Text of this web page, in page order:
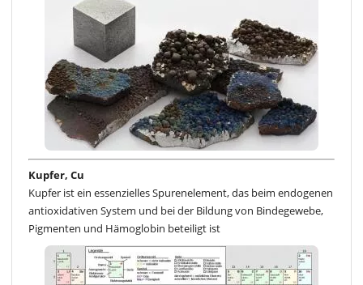
Kupfer, Cu
Kupfer ist ein essenzielles Spurenelement, das beim endogenen
antioxidativen System und bei der Bildung von Bindegewebe,
Pigmenten und Hämoglobin beteiligt ist